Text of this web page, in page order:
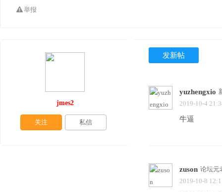
举报
发新帖
yuzhengxio
2019-10-4
牛逼
zuson 论坛元
2019-10-8
jmes2
关注 私信